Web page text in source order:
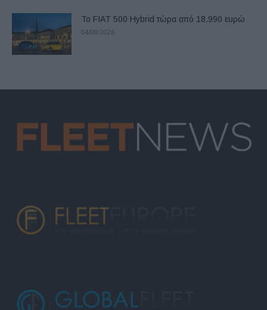
Το FIAT 500 Hybrid τώρα από 18.990 ευρώ
04/08/2026